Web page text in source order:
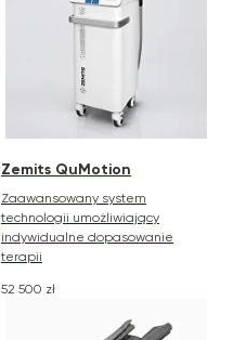
Zemits QuMotion
Zaawansowany system
technologii umożliwiający
indywidualne dopasowanie
terapii
52 500 zł